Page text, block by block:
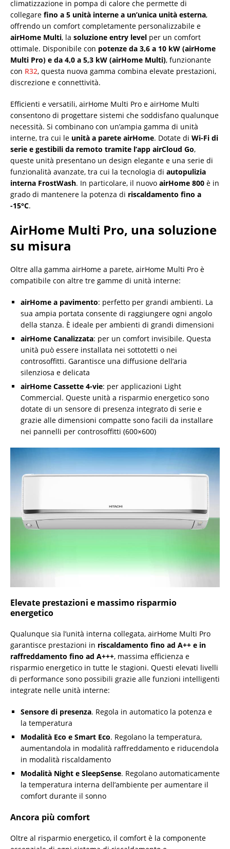
climatizzazione in pompa di calore che permette di
collegare fino a 5 unità interne a un’unica unità esterna,
offrendo un comfort completamente personalizzabile e
airHome Multi, la soluzione entry level per un comfort
ottimale. Disponibile con potenze da 3,6 a 10 kW (airHome
Multi Pro) e da 4,0 a 5,3 kW (airHome Multi), funzionante
con R32, questa nuova gamma combina elevate prestazioni,
discrezione e connettività.
Efficienti e versatili, airHome Multi Pro e airHome Multi
consentono di progettare sistemi che soddisfano qualunque
necessità. Si combinano con un’ampia gamma di unità
interne, tra cui le unità a parete airHome. Dotate di Wi-Fi di
serie e gestibili da remoto tramite l’app airCloud Go,
queste unità presentano un design elegante e una serie di
funzionalità avanzate, tra cui la tecnologia di autopulizia
interna FrostWash. In particolare, il nuovo airHome 800 è in
grado di mantenere la potenza di riscaldamento fino a
-15°C.
AirHome Multi Pro, una soluzione
su misura
Oltre alla gamma airHome a parete, airHome Multi Pro è
compatibile con altre tre gamme di unità interne:
airHome a pavimento: perfetto per grandi ambienti. La
sua ampia portata consente di raggiungere ogni angolo
della stanza. È ideale per ambienti di grandi dimensioni
airHome Canalizzata: per un comfort invisibile. Questa
unità può essere installata nei sottotetti o nei
controsoffitti. Garantisce una diffusione dell’aria
silenziosa e delicata
airHome Cassette 4-vie: per applicazioni Light
Commercial. Queste unità a risparmio energetico sono
dotate di un sensore di presenza integrato di serie e
grazie alle dimensioni compatte sono facili da installare
nei pannelli per controsoffitti (600×600)
Elevate prestazioni e massimo risparmio
energetico
Qualunque sia l’unità interna collegata, airHome Multi Pro
garantisce prestazioni in riscaldamento fino ad A++ e in
raffreddamento fino ad A+++, massima efficienza e
risparmio energetico in tutte le stagioni. Questi elevati livelli
di performance sono possibili grazie alle funzioni intelligenti
integrate nelle unità interne:
Sensore di presenza. Regola in automatico la potenza e
la temperatura
Modalità Eco e Smart Eco. Regolano la temperatura,
aumentandola in modalità raffreddamento e riducendola
in modalità riscaldamento
Modalità Night e SleepSense. Regolano automaticamente
la temperatura interna dell’ambiente per aumentare il
comfort durante il sonno
Ancora più comfort
Oltre al risparmio energetico, il comfort è la componente